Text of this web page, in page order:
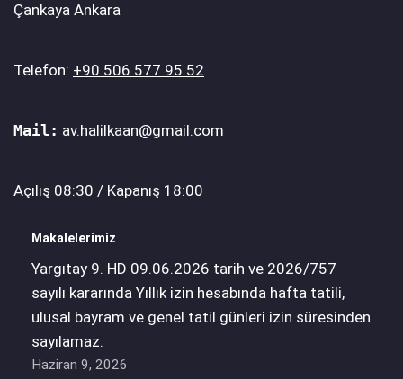
Çankaya Ankara
Telefon: +90 506 577 95 52
Mail: av.halilkaan@gmail.com
Açılış 08:30 / Kapanış 18:00
Makalelerimiz
Yargıtay 9. HD 09.06.2026 tarih ve 2026/757
sayılı kararında Yıllık izin hesabında hafta tatili,
ulusal bayram ve genel tatil günleri izin süresinden
sayılamaz.
Haziran 9, 2026